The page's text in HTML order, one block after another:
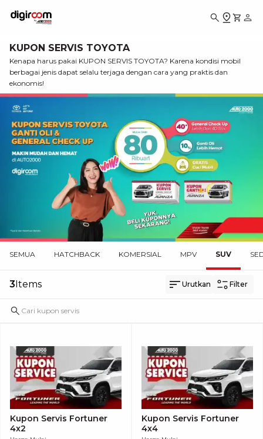
KUPON SERVIS TOYOTA
Kenapa harus pakai KUPON SERVIS TOYOTA? Karena kondisi mobil
berbagai jenis dapat selalu terjaga dengan cara yang praktis dan
ekonomis!
SEMUA HATCHBACK KOMERSIAL MPV SUV
3Items Urutkan Filter
Kupon Servis Fortuner
4x2
Kupon Servis Fortuner
4x4